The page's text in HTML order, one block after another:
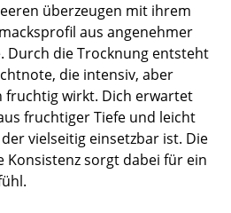
überzeugen mit ihrem
aus angenehmer
Durch die Trocknung entsteht
die intensiv, aber
fruchtig wirkt. Dich erwartet
fruchtiger Tiefe und leicht
vielseitig einsetzbar ist. Die
Konsistenz sorgt dabei für ein